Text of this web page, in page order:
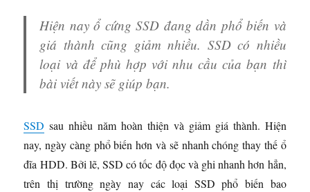
Hiện nay ổ cứng SSD đang dần phổ biến và
giá thành cũng giảm nhiều. SSD có nhiều
loại và để phù hợp với nhu cầu của bạn thì
bài viết này sẽ giúp bạn.
SSD sau nhiều năm hoàn thiện và giảm giá thành. Hiện
nay, ngày càng phổ biến hơn và sẽ nhanh chóng thay thế ổ
đĩa HDD. Bởi lẽ, SSD có tốc độ đọc và ghi nhanh hơn hẳn,
trên thị trường ngày nay các loại SSD phổ biến bao